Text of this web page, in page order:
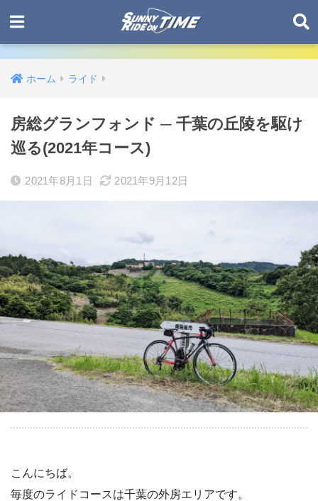
ホーム ライド
房総グランフォンド ─ 千葉の丘陵を駆け
巡る(2021年コース)
2021年8月1日 2021年9月12日
こんにちば。
毎度のライドコースは千葉の外房エリアです。